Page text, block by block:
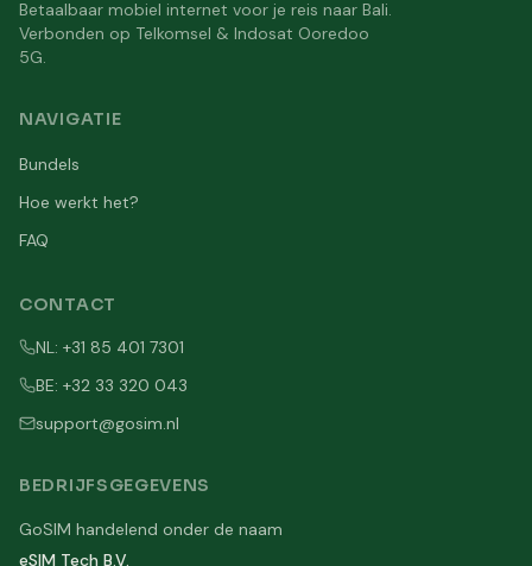
Betaalbaar mobiel internet voor je reis naar Bali.
Verbonden op Telkomsel & Indosat Ooredoo
5G.
NAVIGATIE
Bundels
Hoe werkt het?
FAQ
CONTACT
NL: +31 85 401 7301
BE: +32 33 320 043
support@gosim.nl
BEDRIJFSGEGEVENS
GoSIM handelend onder de naam
eSIM Tech B.V.